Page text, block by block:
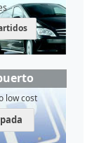
low cost